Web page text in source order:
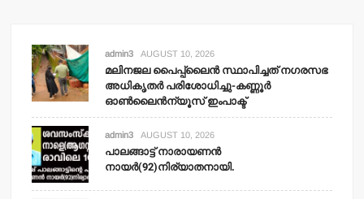
admin3 AUGUST 10, 2026
മലിനജല പൈപ്പ്‌ലൈന്‍ സ്ഥാപിച്ചത് നഗരസഭ
അധികൃതര്‍ പരിശോധിച്ചു-കണ്ണൂര്‍
ഓണ്‍ലൈന്‍ന്യൂസ് ഇംപാക്ട്‌
admin3 AUGUST 10, 2026
പാലങ്ങാട്ട് നാരായണന്‍
നായര്‍(92)നിര്യാതനായി.